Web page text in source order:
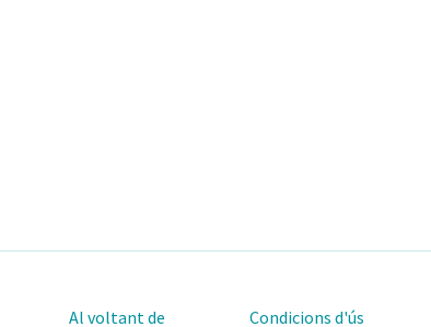
Al voltant de
Condicions d'ús